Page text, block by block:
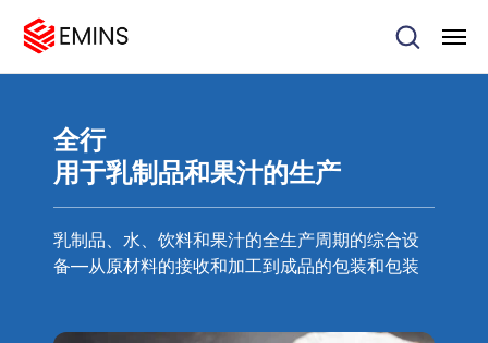
用于乳制品和果汁的生产
乳制品、水、饮料和果汁的全生产周期的综合设
备—从原材料的接收和加工到成品的包装和包装
全行